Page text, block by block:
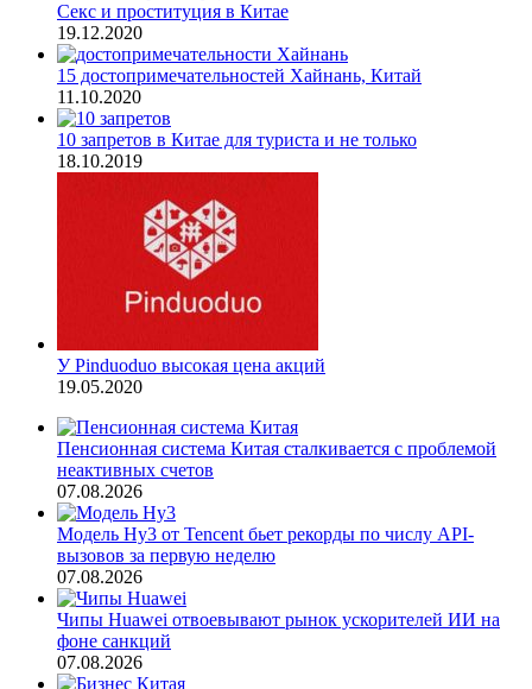
Секс и проституция в Китае
19.12.2020
15 достопримечательностей Хайнань, Китай
11.10.2020
10 запретов в Китае для туриста и не только
18.10.2019
У Pinduoduo высокая цена акций
19.05.2020
Пенсионная система Китая сталкивается с проблемой
неактивных счетов
07.08.2026
Модель Hy3 от Tencent бьет рекорды по числу API-
вызовов за первую неделю
07.08.2026
Чипы Huawei отвоевывают рынок ускорителей ИИ на
фоне санкций
07.08.2026